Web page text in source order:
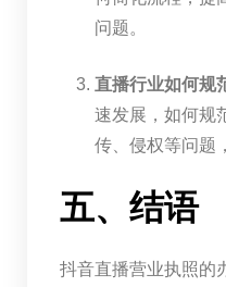
问题。
直播行业如何规
速发展，如何规
传、侵权等问题
五、结语
抖音直播营业执照的